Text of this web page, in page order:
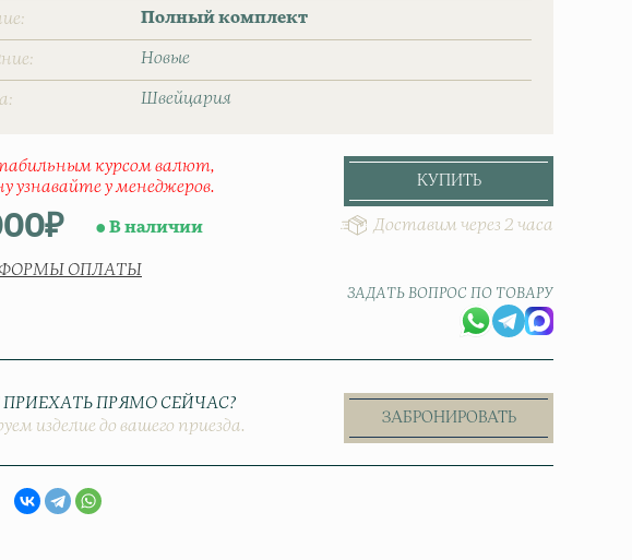
Полный комплект
Новые
Швейцаpия
курсом валют,
узнавайте у менеджеров.
₽ В наличии
ОПЛАТЫ
КУПИТЬ
Доставим через 2 часа
ЗАДАТЬ ВОПРОС ПО ТОВАРУ
ПРЯМО СЕЙЧАС?
изделие до вашего приезда.
ЗАБРОНИРОВАТЬ